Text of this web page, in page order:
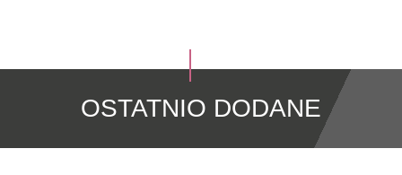
OSTATNIO DODANE